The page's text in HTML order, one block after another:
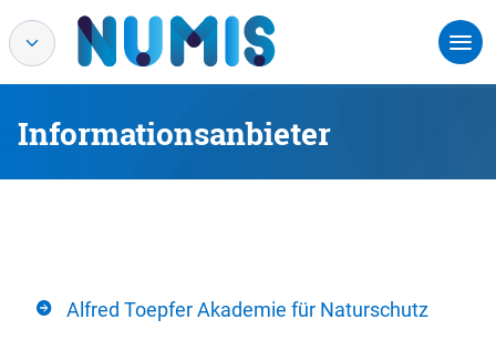
Informationsanbieter
Alfred Toepfer Akademie für Naturschutz